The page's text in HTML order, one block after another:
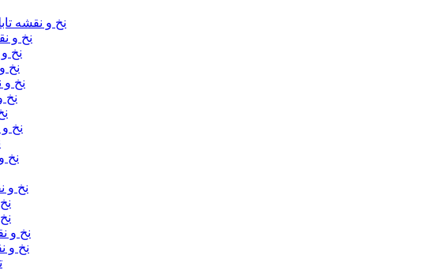
نخ و نقشه
نخ و
نخ
نخ
نخ و
نخ
نخ
نخ
نخ و
نخ و
نخ و